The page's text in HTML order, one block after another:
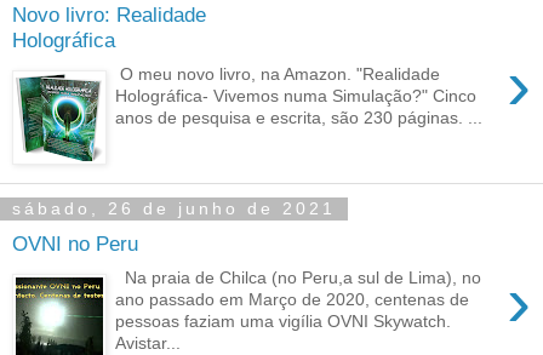
Novo livro: Realidade
Holográfica
›
O meu novo livro, na Amazon. "Realidade
Holográfica- Vivemos numa Simulação?" Cinco
anos de pesquisa e escrita, são 230 páginas. ...
sábado, 26 de junho de 2021
OVNI no Peru
›
Na praia de Chilca (no Peru,a sul de Lima), no
ano passado em Março de 2020, centenas de
pessoas faziam uma vigília OVNI Skywatch.
Avistar...